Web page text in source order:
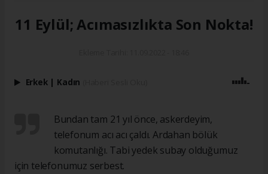
11 Eylül; Acımasızlıkta Son Nokta!
Erkek | Kadın
Bundan tam 21 yıl önce, askerdeyim,
telefonum acı acı çaldı. Ardahan bölük
komutanlığı. Tabi yedek subay olduğumuz
için telefonumuz serbest.